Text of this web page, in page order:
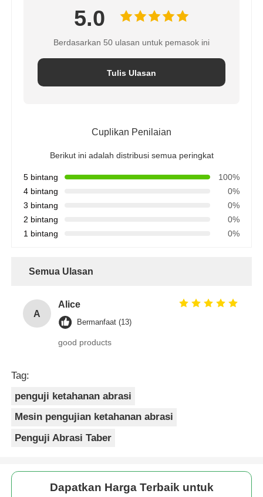
5.0
Berdasarkan 50 ulasan untuk pemasok ini
Tulis Ulasan
Cuplikan Penilaian
Berikut ini adalah distribusi semua peringkat
5 bintang
100%
4 bintang
0%
3 bintang
0%
2 bintang
0%
1 bintang
0%
Semua Ulasan
A
Alice
Bermanfaat (13)
good products
Tag:
penguji ketahanan abrasi
Mesin pengujian ketahanan abrasi
Penguji Abrasi Taber
Dapatkan Harga Terbaik untuk